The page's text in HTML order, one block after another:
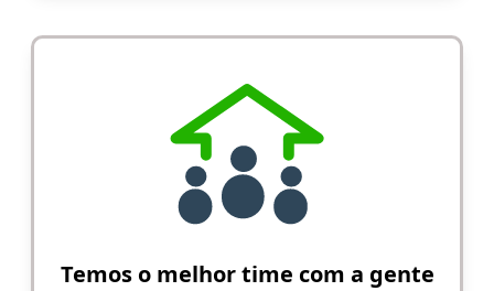
Temos o melhor time com a gente